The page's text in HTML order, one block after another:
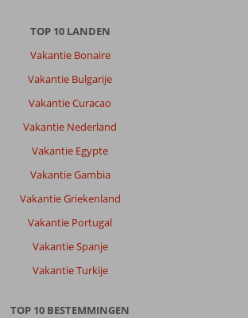
TOP 10 LANDEN
Vakantie Bonaire
Vakantie Bulgarije
Vakantie Curacao
Vakantie Nederland
Vakantie Egypte
Vakantie Gambia
Vakantie Griekenland
Vakantie Portugal
Vakantie Spanje
Vakantie Turkije
TOP 10 BESTEMMINGEN